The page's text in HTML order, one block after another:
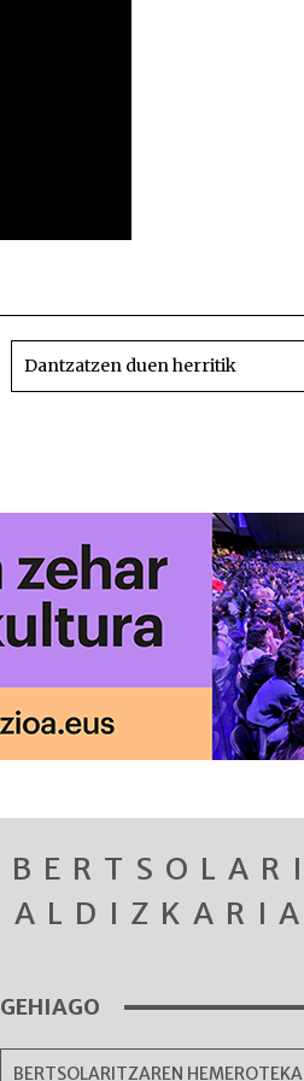
Dantzatzen duen herritik
BERTSOLARI
ALDIZKARIA
GEHIAGO
BERTSOLARITZAREN HEMEROTEKA